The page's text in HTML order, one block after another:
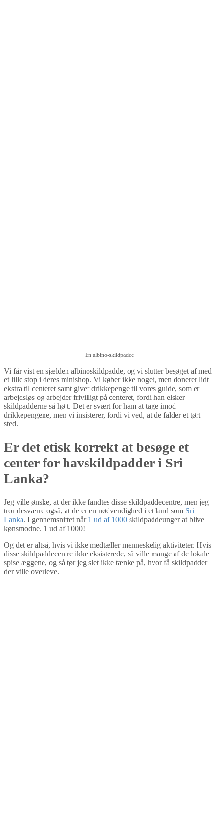
En albino-skildpadde
Vi får vist en sjælden albinoskildpadde, og vi slutter besøget af med
et lille stop i deres minishop. Vi køber ikke noget, men donerer lidt
ekstra til centeret samt giver drikkepenge til vores guide, som er
arbejdsløs og arbejder frivilligt på centeret, fordi han elsker
skildpadderne så højt. Det er svært for ham at tage imod
drikkepengene, men vi insisterer, fordi vi ved, at de falder et tørt
sted.
Er det etisk korrekt at besøge et
center for havskildpadder i Sri
Lanka?
Jeg ville ønske, at der ikke fandtes disse skildpaddecentre, men jeg
tror desværre også, at de er en nødvendighed i et land som Sri
Lanka. I gennemsnittet når 1 ud af 1000 skildpaddeunger at blive
kønsmodne. 1 ud af 1000!
Og det er altså, hvis vi ikke medtæller menneskelig aktiviteter. Hvis
disse skildpaddecentre ikke eksisterede, så ville mange af de lokale
spise æggene, og så tør jeg slet ikke tænke på, hvor få skildpadder
der ville overleve.